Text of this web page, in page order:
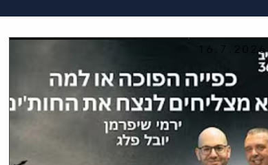
16.7.2026